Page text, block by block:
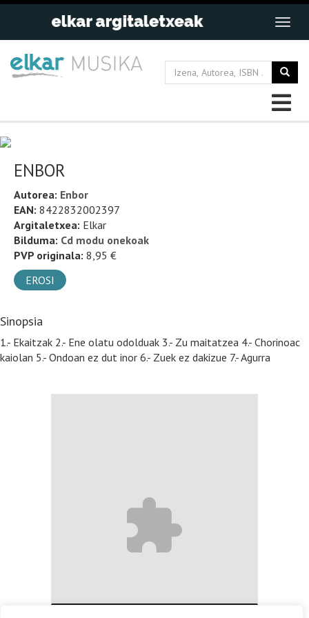
ENBOR
Autorea: Enbor
EAN: 8422832002397
Argitaletxea: Elkar
Bilduma: Cd modu onekoak
PVP originala: 8,95 €
EROSI
Sinopsia
1.- Ekaitzak 2.- Ene olatu odolduak 3.- Zu maitatzea 4.- Chorinoac
kaiolan 5.- Ondoan ez dut inor 6.- Zuek ez dakizue 7.- Agurra